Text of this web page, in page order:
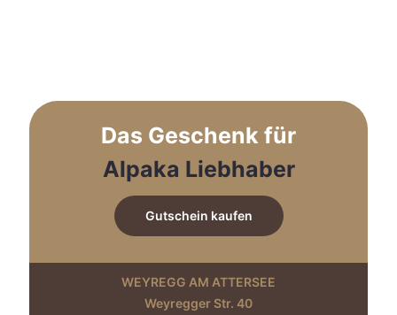
können
der
gewählt
Das Geschenk für
Alpaka Liebhaber
Gutschein kaufen
WEYREGG AM ATTERSEE
Weyregger Str. 40